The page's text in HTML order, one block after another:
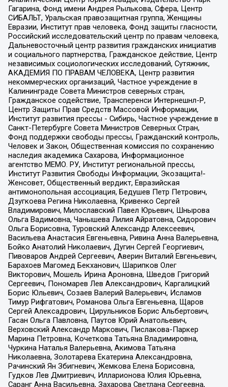
Гагарина, Фонд имени Андрея Рылькова, Сфера, Центр
СИБАЛЬТ, Уральская правозащитная группа, Женщины
Евразии, Институт прав человека, Фонд защиты гласности,
Российский исследовательский центр по правам человека,
Дальневосточный центр развития гражданских инициатив
и социального партнерства, Гражданское действие, Центр
независимых социологических исследований, Сутяжник,
АКАДЕМИЯ ПО ПРАВАМ ЧЕЛОВЕКА, Центр развития
некоммерческих организаций, Частное учреждение в
Калининграде Совета Министров северных стран,
Гражданское содействие, Трансперенси Интернешнл-Р,
Центр Защиты Прав Средств Массовой Информации,
Институт развития прессы - Сибирь, Частное учреждение в
Санкт-Петербурге Совета Министров Северных Стран,
Фонд поддержки свободы прессы, Гражданский контроль,
Человек и Закон, Общественная комиссия по сохранению
наследия академика Сахарова, Информационное
агентство МЕМО. РУ, Институт региональной прессы,
Институт Развития Свободы Информации, Экозащита!-
Женсовет, Общественный вердикт, Евразийская
антимонопольная ассоциация, Бедушев Петр Петрович,
Дзугкоева Регина Николаевна, Кривенко Сергей
Владимирович, Милославский Павел Юрьевич, Шнырова
Ольга Вадимовна, Чанышева Лилия Айратовна, Сидорович
Ольга Борисовна, Туровский Александр Алексеевич,
Васильева Анастасия Евгеньевна, Ривина Анна Валерьевна,
Бойко Анатолий Николаевич, Дугин Сергей Георгиевич,
Пивоваров Андрей Сергеевич, Аверин Виталий Евгеньевич,
Барахоев Магомед Бекханович, Шарипков Олег
Викторович, Мошель Ирина Ароновна, Шведов Григорий
Сергеевич, Пономарев Лев Александрович, Каргалицкий
Борис Юльевич, Созаев Валерий Валерьевич, Исламов
Тимур Рифгатович, Романова Ольга Евгеньевна, Щаров
Сергей Алексадрович, Цирульников Борис Альбертович,
Гасан Ольга Павловна, Паутов Юрий Анатольевич,
Верховский Александр Маркович, Пислакова-Паркер
Марина Петровна, Кочеткова Татьяна Владимировна,
Чуркина Наталья Валерьевна, Акимова Татьяна
Николаевна, Золотарева Екатерина Александровна,
Рачинский Ян Збигневич, Жемкова Елена Борисовна,
Гудков Лев Дмитриевич, Илларионова Юлия Юрьевна,
Саранг Анна Васильевна, Захарова Светлана Сергеевна,